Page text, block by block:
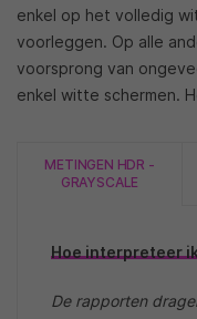
enkel op het volledig
voorleggen. Op alle
voorsprong van
enkel witte schermen.
METINGEN HDR -
GRAYSCALE
Hoe interpreteer
De rapporten